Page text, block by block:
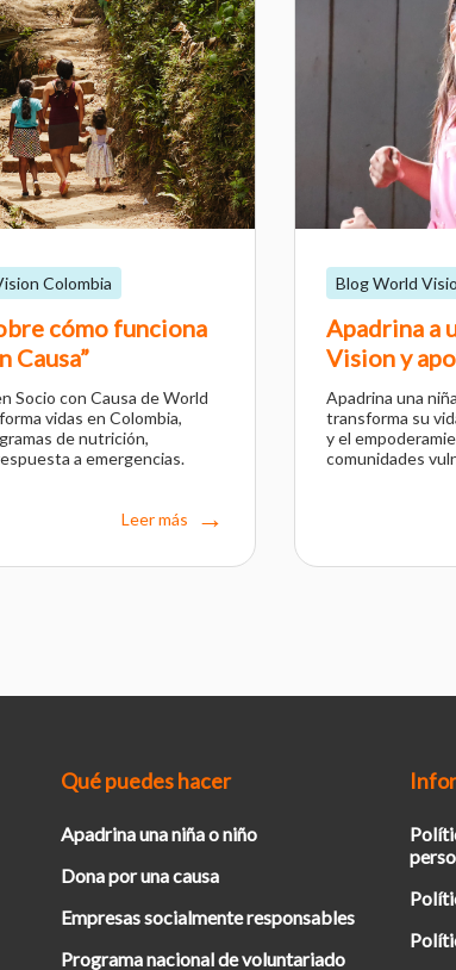
Colombia
cómo funciona
Causa”
Socio con Causa de World
vidas en Colombia,
de nutrición,
a emergencias.
Leer más
Blog World
Apadrina a
Vision y
Apadrina una
transforma su
y el
comunidades
Qué puedes hacer
Apadrina una niña o niño
Dona por una causa
Empresas socialmente responsables
Programa nacional de voluntariado